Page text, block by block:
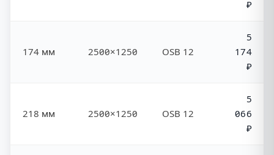
₽
174 мм 2500×1250 OSB 12
5
174
₽
218 мм 2500×1250 OSB 12
5
066
₽